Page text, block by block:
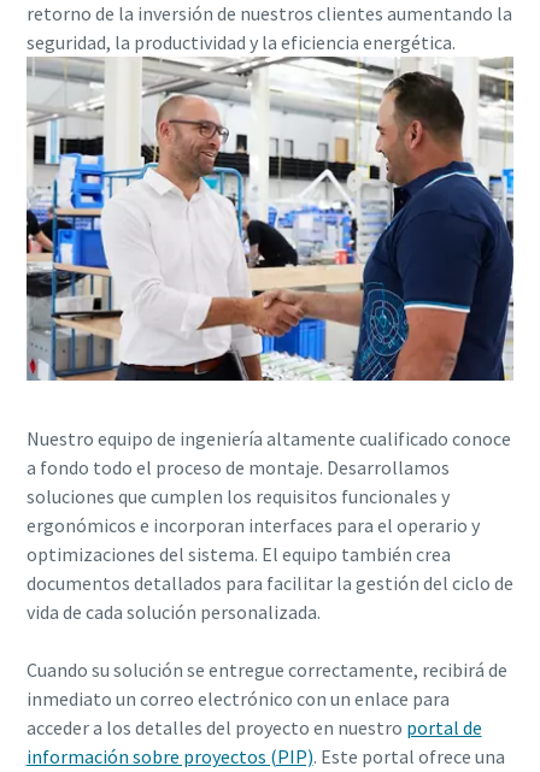
retorno de la inversión de nuestros clientes aumentando la
seguridad, la productividad y la eficiencia energética.
Nuestro equipo de ingeniería altamente cualificado conoce
a fondo todo el proceso de montaje. Desarrollamos
soluciones que cumplen los requisitos funcionales y
ergonómicos e incorporan interfaces para el operario y
optimizaciones del sistema. El equipo también crea
documentos detallados para facilitar la gestión del ciclo de
vida de cada solución personalizada.
Cuando su solución se entregue correctamente, recibirá de
inmediato un correo electrónico con un enlace para
acceder a los detalles del proyecto en nuestro portal de
información sobre proyectos (PIP). Este portal ofrece una